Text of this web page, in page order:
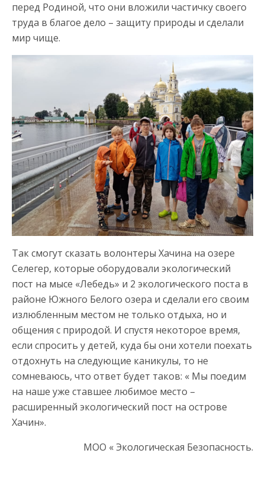
перед Родиной, что они вложили частичку своего
труда в благое дело – защиту природы и сделали
мир чище.
Так смогут сказать волонтеры Хачина на озере
Селегер, которые оборудовали экологический
пост на мысе «Лебедь» и 2 экологического поста в
районе Южного Белого озера и сделали его своим
излюбленным местом не только отдыха, но и
общения с природой. И спустя некоторое время,
если спросить у детей, куда бы они хотели поехать
отдохнуть на следующие каникулы, то не
сомневаюсь, что ответ будет таков: « Мы поедим
на наше уже ставшее любимое место –
расширенный экологический пост на острове
Хачин».
МОО « Экологическая Безопасность.